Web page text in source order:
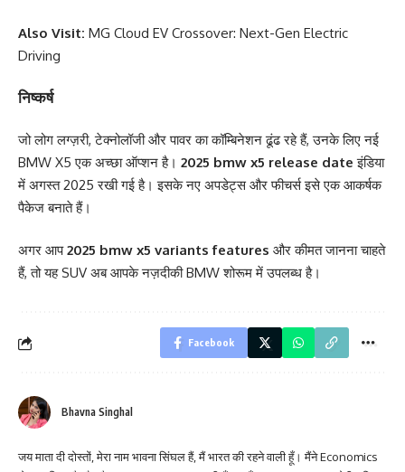
Also Visit: MG Cloud EV Crossover: Next-Gen Electric
Driving
निष्कर्ष
जो लोग लग्ज़री, टेक्नोलॉजी और पावर का कॉम्बिनेशन ढूंढ रहे हैं, उनके लिए नई
BMW X5 एक अच्छा ऑप्शन है। 2025 bmw x5 release date इंडिया
में अगस्त 2025 रखी गई है। इसके नए अपडेट्स और फीचर्स इसे एक आकर्षक
पैकेज बनाते हैं।
अगर आप2025 bmw x5 variants features और कीमत जानना चाहते
हैं, तो यह SUV अब आपके नज़दीकी BMW शोरूम में उपलब्ध है।
Facebook
Bhavna Singhal
जय माता दी दोस्तों, मेरा नाम भावना सिंघल हैं, मैं भारत की रहने वाली हूँ। मैंने Economics